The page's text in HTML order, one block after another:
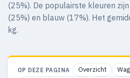
(25%). De populairste kleuren
(25%) en blauw (17%). Het
kg.
OP DEZE PAGINA Overzicht